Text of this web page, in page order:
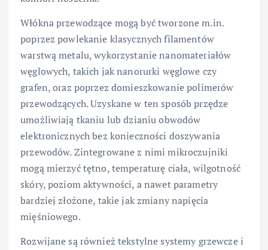
Włókna przewodzące mogą być tworzone m.in.
poprzez powlekanie klasycznych filamentów
warstwą metalu, wykorzystanie nanomateriałów
węglowych, takich jak nanorurki węglowe czy
grafen, oraz poprzez domieszkowanie polimerów
przewodzących. Uzyskane w ten sposób przędze
umożliwiają tkaniu lub dzianiu obwodów
elektronicznych bez konieczności doszywania
przewodów. Zintegrowane z nimi mikroczujniki
mogą mierzyć tętno, temperaturę ciała, wilgotność
skóry, poziom aktywności, a nawet parametry
bardziej złożone, takie jak zmiany napięcia
mięśniowego.
Rozwijane są również tekstylne systemy grzewcze i